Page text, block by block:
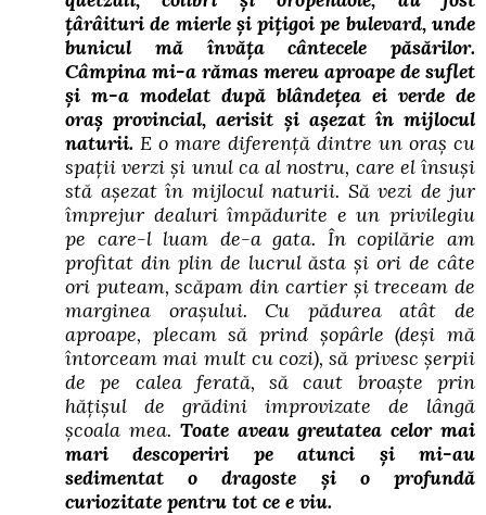
țârâituri de mierle și pițigoi pe bulevard, unde
bunicul mă învăța cântecele păsărilor.
Câmpina mi-a rămas mereu aproape de suflet
și m-a modelat după blândețea ei verde de
oraș provincial, aerisit și așezat în mijlocul
naturii. E o mare diferență dintre un oraș cu
spații verzi și unul ca al nostru, care el însuși
stă așezat în mijlocul naturii. Să vezi de jur
împrejur dealuri împădurite e un privilegiu
pe care-l luam de-a gata. În copilărie am
profitat din plin de lucrul ăsta și ori de câte
ori puteam, scăpam din cartier și treceam de
marginea orașului. Cu pădurea atât de
aproape, plecam să prind șopârle (deși mă
întorceam mai mult cu cozi), să privesc șerpii
de pe calea ferată, să caut broaște prin
hățișul de grădini improvizate de lângă
școala mea. Toate aveau greutatea celor mai
mari descoperiri pe atunci și mi-au
sedimentat o dragoste și o profundă
curiozitate pentru tot ce e viu.